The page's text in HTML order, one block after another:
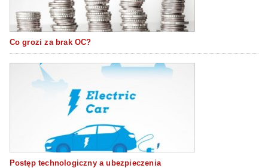
Co grozi za brak OC?
Postęp technologiczny a ubezpieczenia